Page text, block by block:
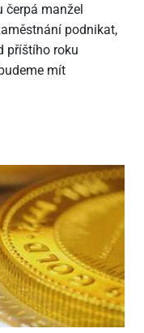
čerpá manžel
podnikat,
příštího roku
mít